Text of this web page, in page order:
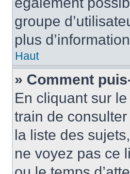
groupe
plus
Haut
» Comment
En cliquant sur
train de
la liste des
ne voyez pas ce